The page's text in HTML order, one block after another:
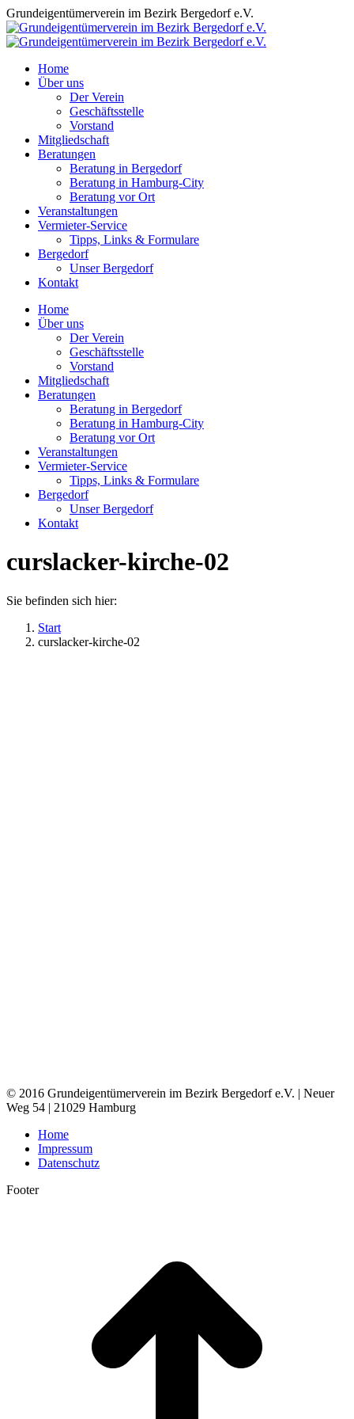
Zum
Inhalt
springen
Grundeigentümerverein im Bezirk Bergedorf e.V.
Home
Über uns
Der Verein
Geschäftsstelle
Vorstand
Mitgliedschaft
Beratungen
Beratung in Bergedorf
Beratung in Hamburg-City
Beratung vor Ort
Veranstaltungen
Vermieter-Service
Tipps, Links & Formulare
Bergedorf
Unser Bergedorf
Kontakt
Facebook
page
window
Instagram
page
window
Home
Über uns
Der Verein
Geschäftsstelle
Vorstand
Mitgliedschaft
Beratungen
Beratung in Bergedorf
Beratung in Hamburg-City
Beratung vor Ort
Veranstaltungen
Vermieter-Service
Tipps, Links & Formulare
Bergedorf
Unser Bergedorf
Kontakt
curslacker-kirche-02
Sie befinden sich hier:
Start
curslacker-kirche-02
© 2016 Grundeigentümerverein im Bezirk Bergedorf e.V. | Neuer
Weg 54 | 21029 Hamburg
Home
Impressum
Datenschutz
Footer